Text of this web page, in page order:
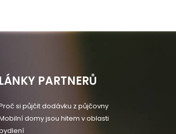
PARTNERŮ
si půjčit dodávku z půjčovny
domy jsou hitem v oblasti